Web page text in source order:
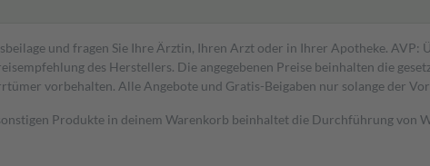
und fragen Sie Ihre Ärztin, Ihren Arzt oder in Ihrer Apotheke.
des Herstellers. Die angegebenen Preise beinhalten die
vorbehalten. Alle Angebote und Gratis-Beigaben nur solange der
Produkte in deinem Warenkorb beinhaltet die Durchführung von